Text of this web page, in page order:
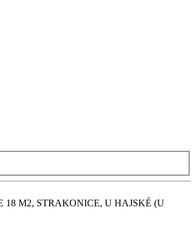
18 M2, STRAKONICE, U HAJSKÉ (U